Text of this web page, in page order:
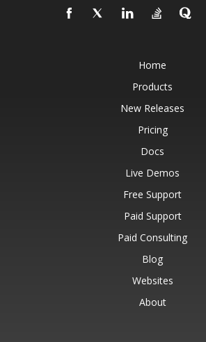
Home
Products
New Releases
Pricing
Docs
Live Demos
Free Support
Paid Support
Paid Consulting
Blog
Websites
About